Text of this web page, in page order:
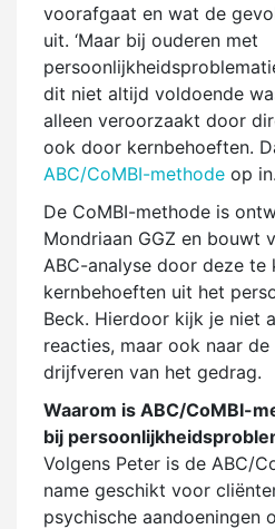
voorafgaat en wat de
uit. ‘Maar bij ouderen met
dit niet altijd voldoende
alleen veroorzaakt door
ook door kernbehoeften.
ABC/CoMBI-methode op
De CoMBI-methode is
Mondriaan GGZ en bouwt
ABC-analyse door deze te
kernbehoeften uit het
Beck. Hierdoor kijk je niet
reacties, maar ook naar
drijfveren van het gedrag.
Waarom is ABC/CoMBI-
bij
Volgens Peter is de ABC/
name geschikt voor
psychische aandoeningen